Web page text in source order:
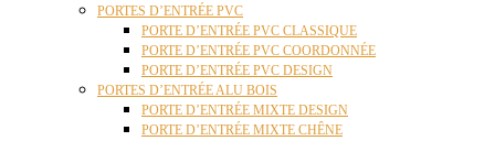
PORTES D’ENTRÉE PVC
PORTE D’ENTRÉE PVC CLASSIQUE
PORTE D’ENTRÉE PVC COORDONNÉE
PORTE D’ENTRÉE PVC DESIGN
PORTES D’ENTRÉE ALU BOIS
PORTE D’ENTRÉE MIXTE DESIGN
PORTE D’ENTRÉE MIXTE CHÊNE